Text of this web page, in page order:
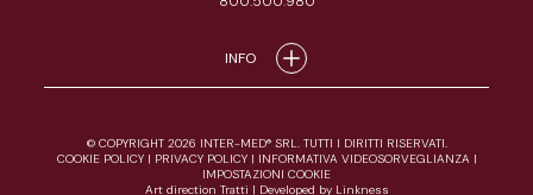
INFO
© COPYRIGHT 2026 INTER-MED® SRL. TUTTI I DIRITTI RISERVATI.
COOKIE POLICY| PRIVACY POLICY| INFORMATIVA VIDEOSORVEGLIANZA |
IMPOSTAZIONI COOKIE
Art direction Tratti | Developed by Linkness